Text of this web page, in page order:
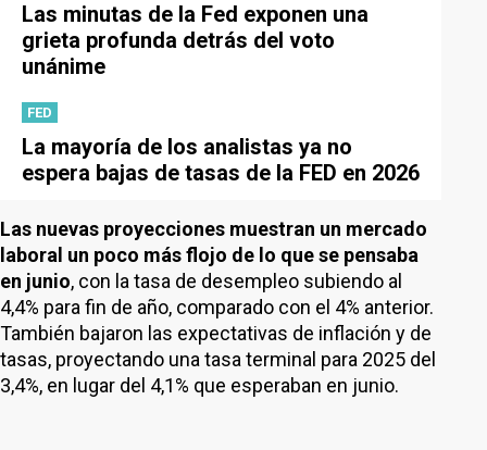
Las minutas de la Fed exponen una
grieta profunda detrás del voto
unánime
FED
La mayoría de los analistas ya no
espera bajas de tasas de la FED en 2026
Las nuevas proyecciones muestran un mercado
laboral un poco más flojo de lo que se pensaba
en junio, con la tasa de desempleo subiendo al
4,4% para fin de año, comparado con el 4% anterior.
También bajaron las expectativas de inflación y de
tasas, proyectando una tasa terminal para 2025 del
3,4%, en lugar del 4,1% que esperaban en junio.